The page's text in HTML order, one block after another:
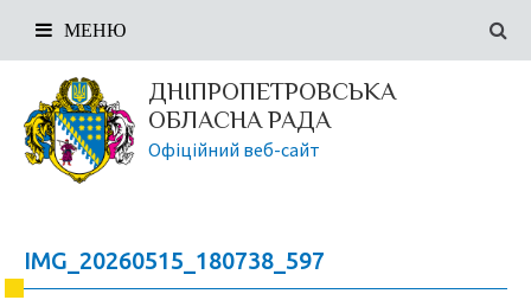
ДНІПРОПЕТРОВСЬКА
ОБЛАСНА РАДА
Офіційний веб-сайт
МЕНЮ
IMG_20260515_180738_597